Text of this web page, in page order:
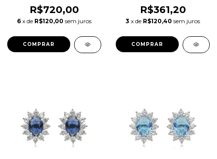
R$720,00
6 x de R$120,00 sem juros
DRIBRRH.5215
R$361,20
3 x de R$120,40 sem juros